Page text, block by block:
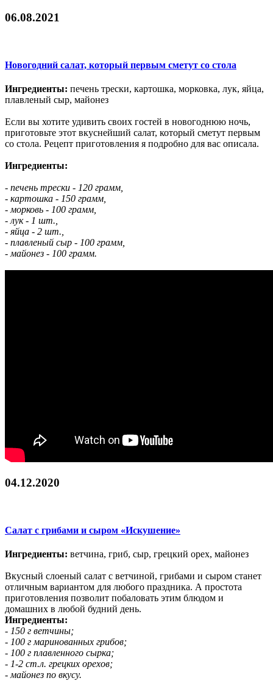
06.08.2021
Новогодний салат, который первым сметут со стола
Ингредиенты: печень трески, картошка, морковка, лук, яйца,
плавленый сыр, майонез
Если вы хотите удивить своих гостей в новогоднюю ночь,
приготовьте этот вкуснейший салат, который сметут первым
со стола. Рецепт приготовления я подробно для вас описала.
Ингредиенты:
- печень трески - 120 грамм,
- картошка - 150 грамм,
- морковь - 100 грамм,
- лук - 1 шт.,
- яйца - 2 шт.,
- плавленый сыр - 100 грамм,
- майонез - 100 грамм.
04.12.2020
Салат с грибами и сыром «Искушение»
Ингредиенты: ветчина, гриб, сыр, грецкий орех, майонез
Вкусный слоеный салат с ветчиной, грибами и сыром станет
отличным вариантом для любого праздника. А простота
приготовления позволит побаловать этим блюдом и
домашних в любой будний день.
Ингредиенты:
- 150 г ветчины;
- 100 г маринованных грибов;
- 100 г плавленного сырка;
- 1-2 ст.л. грецких орехов;
- майонез по вкусу.